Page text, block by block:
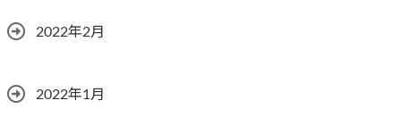
2022年2月
2022年1月